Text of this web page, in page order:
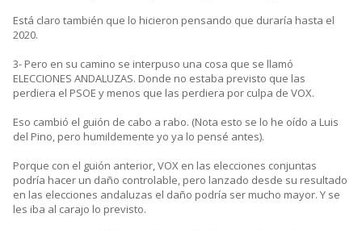
Está claro también que lo hicieron pensando que duraría hasta el
2020.
3- Pero en su camino se interpuso una cosa que se llamó
ELECCIONES ANDALUZAS. Donde no estaba previsto que las
perdiera el PSOE y menos que las perdiera por culpa de VOX.
Eso cambió el guión de cabo a rabo. (Nota esto se lo he oído a Luis
del Pino, pero humildemente yo ya lo pensé antes).
Porque con el guión anterior, VOX en las elecciones conjuntas
podría hacer un daño controlable, pero lanzado desde su resultado
en las elecciones andaluzas el daño podría ser mucho mayor. Y se
les iba al carajo lo previsto.